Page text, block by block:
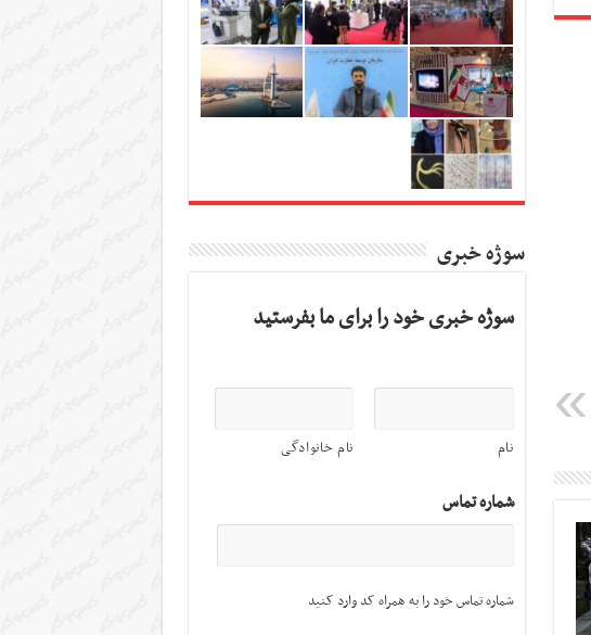
سوژه خبری
سوژه خبری خود را برای ما بفرستید
نام نام خانوادگی
شماره تماس
شماره تماس خود را به همراه کد وارد کنید